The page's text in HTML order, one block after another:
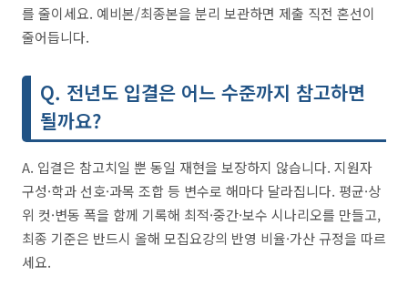
를 줄이세요. 예비본/최종본을 분리 보관하면 제출 직전 혼선이
줄어듭니다.
Q. 전년도 입결은 어느 수준까지 참고하면
될까요?
A. 입결은 참고치일 뿐 동일 재현을 보장하지 않습니다. 지원자
구성·학과 선호·과목 조합 등 변수로 해마다 달라집니다. 평균·상
위 컷·변동 폭을 함께 기록해 최적·중간·보수 시나리오를 만들고,
최종 기준은 반드시 올해 모집요강의 반영 비율·가산 규정을 따르
세요.